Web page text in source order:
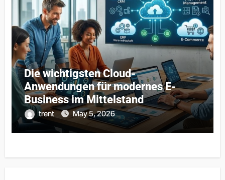
Die wichtigsten Cloud-
Anwendungen für modernes E-
Business im Mittelstand
trent May 5, 2026